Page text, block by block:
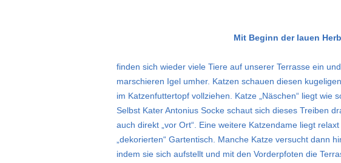
Mit Beginn der lauen
finden sich wieder viele Tiere auf unserer Terrasse ein
marschieren Igel umher. Katzen schauen diesen
im Katzenfuttertopf vollziehen. Katze „Näschen“ liegt wie
Selbst Kater Antonius Socke schaut sich dieses Treiben
auch direkt „vor Ort“. Eine weitere Katzendame liegt
„dekorierten“ Gartentisch. Manche Katze versucht dann
indem sie sich aufstellt und mit den Vorderpfoten die